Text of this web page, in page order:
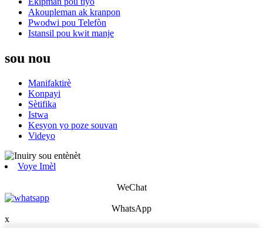
Akoupleman ak kranpon
Pwodwi pou Telefòn
Istansil pou kwit manje
sou nou
Manifaktirè
Konpayi
Sètifika
Istwa
Kesyon yo poze souvan
Videyo
Voye Imèl
WeChat
WhatsApp
x